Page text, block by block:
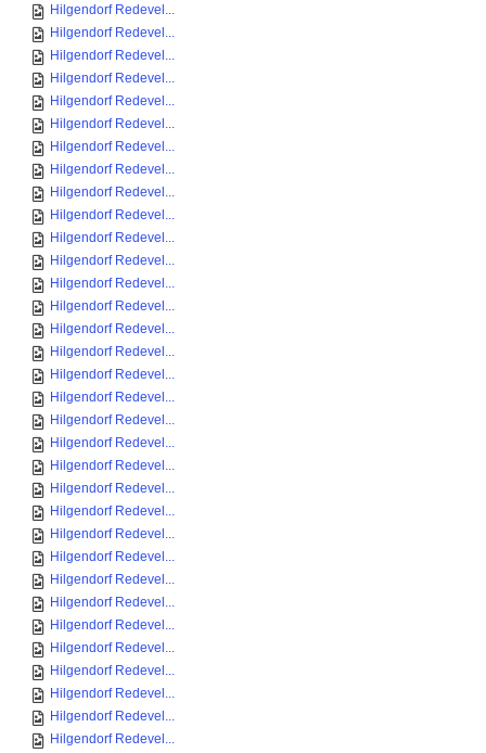
Hilgendorf Redevel...
Hilgendorf Redevel...
Hilgendorf Redevel...
Hilgendorf Redevel...
Hilgendorf Redevel...
Hilgendorf Redevel...
Hilgendorf Redevel...
Hilgendorf Redevel...
Hilgendorf Redevel...
Hilgendorf Redevel...
Hilgendorf Redevel...
Hilgendorf Redevel...
Hilgendorf Redevel...
Hilgendorf Redevel...
Hilgendorf Redevel...
Hilgendorf Redevel...
Hilgendorf Redevel...
Hilgendorf Redevel...
Hilgendorf Redevel...
Hilgendorf Redevel...
Hilgendorf Redevel...
Hilgendorf Redevel...
Hilgendorf Redevel...
Hilgendorf Redevel...
Hilgendorf Redevel...
Hilgendorf Redevel...
Hilgendorf Redevel...
Hilgendorf Redevel...
Hilgendorf Redevel...
Hilgendorf Redevel...
Hilgendorf Redevel...
Hilgendorf Redevel...
Hilgendorf Redevel...